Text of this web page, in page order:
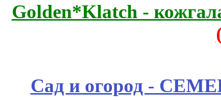
Golden*Klatch -
Сад и огород -